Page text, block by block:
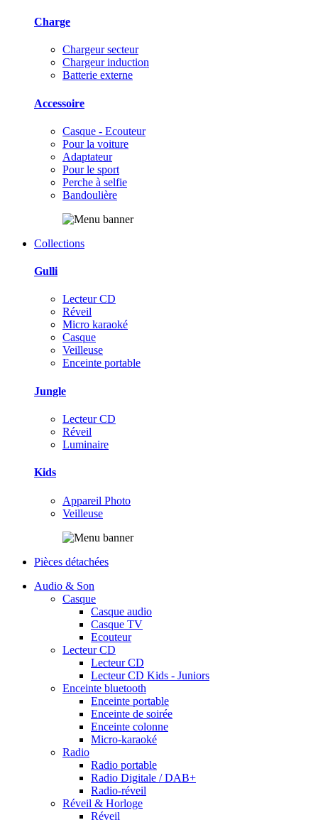
Charge
Chargeur secteur
Chargeur induction
Batterie externe
Accessoire
Casque - Ecouteur
Pour la voiture
Adaptateur
Pour le sport
Perche à selfie
Bandoulière
Collections
Gulli
Lecteur CD
Réveil
Micro karaoké
Casque
Veilleuse
Enceinte portable
Jungle
Lecteur CD
Réveil
Luminaire
Kids
Appareil Photo
Veilleuse
Pièces détachées
Audio & Son
Casque
Casque audio
Casque TV
Ecouteur
Lecteur CD
Lecteur CD
Lecteur CD Kids - Juniors
Enceinte bluetooth
Enceinte portable
Enceinte de soirée
Enceinte colonne
Micro-karaoké
Radio
Radio portable
Radio Digitale / DAB+
Radio-réveil
Réveil & Horloge
Réveil